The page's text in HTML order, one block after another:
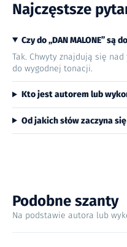
Najczęstsze
Czy do „DAN MALONE” są
Tak. Chwyty znajdują się
do wygodnej tonacji.
Kto jest autorem lub
Od jakich słów zaczyna się
Podobne szanty
Na podstawie autora lub